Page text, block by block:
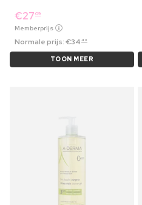
€27 09
Memberprijs
Normale prijs:€34 49
TOON MEER